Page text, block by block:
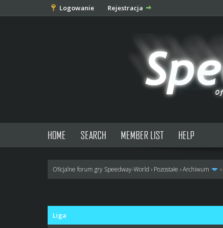
Logowanie Rejestracja
HOME SEARCH MEMBER LIST HELP
Oficjalne forum gry Speedway-World › Pozostałe ›Archiwum ›
Liga